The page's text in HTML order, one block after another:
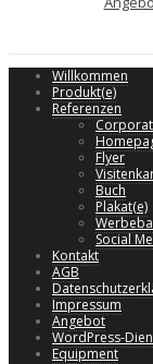
Willkommen
Produkt(e)
Referenzen
Flyer
Buch
Plakat(e)
Social
Kontakt
AGB
Impressum
Angebot
WordPress-
Equipment